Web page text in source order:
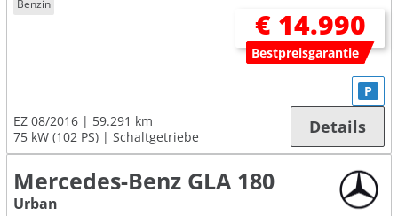
Benzin
€ 14.990
Bestpreisgarantie
EZ 08/2016
59.291 km
75 kW (102 PS)
Schaltgetriebe
P
Details
Mercedes-Benz GLA 180
Urban